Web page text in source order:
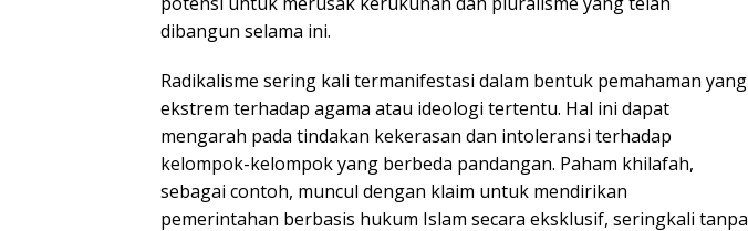
dibangun selama ini.
Radikalisme sering kali termanifestasi dalam bentuk pemahaman yang
ekstrem terhadap agama atau ideologi tertentu. Hal ini dapat
mengarah pada tindakan kekerasan dan intoleransi terhadap
kelompok-kelompok yang berbeda pandangan. Paham khilafah,
sebagai contoh, muncul dengan klaim untuk mendirikan
pemerintahan berbasis hukum Islam secara eksklusif, seringkali tanpa